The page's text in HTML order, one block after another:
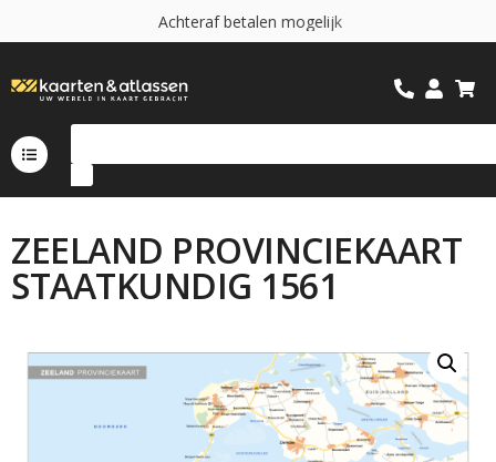
Achteraf betalen mogelijk
ZEELAND PROVINCIEKAART
STAATKUNDIG 1561